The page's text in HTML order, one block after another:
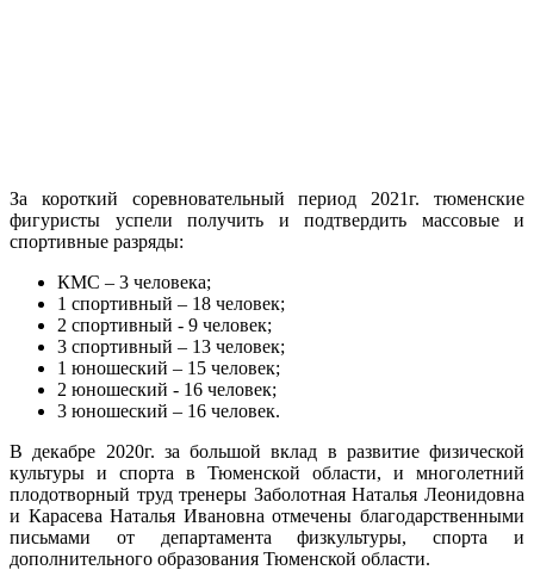
За короткий соревновательный период 2021г. тюменские
фигуристы успели получить и подтвердить массовые и
спортивные разряды:
КМС – 3 человека;
1 спортивный – 18 человек;
2 спортивный - 9 человек;
3 спортивный – 13 человек;
1 юношеский – 15 человек;
2 юношеский - 16 человек;
3 юношеский – 16 человек.
В декабре 2020г. за большой вклад в развитие физической
культуры и спорта в Тюменской области, и многолетний
плодотворный труд тренеры Заболотная Наталья Леонидовна
и Карасева Наталья Ивановна отмечены благодарственными
письмами от департамента физкультуры, спорта и
дополнительного образования Тюменской области.